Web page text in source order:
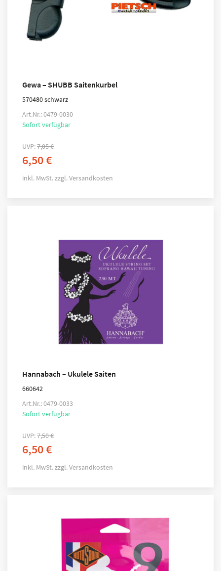
Gewa – SHUBB Saitenkurbel
570480 schwarz
Art.Nr.: 0479-0030
Sofort verfügbar
UVP:7,05€
6,50€
inkl. MwSt.zzgl.Versandkosten
Hannabach – Ukulele Saiten
660642
Art.Nr.: 0479-0033
Sofort verfügbar
UVP:7,50€
6,50€
inkl. MwSt. zzgl.Versandkosten